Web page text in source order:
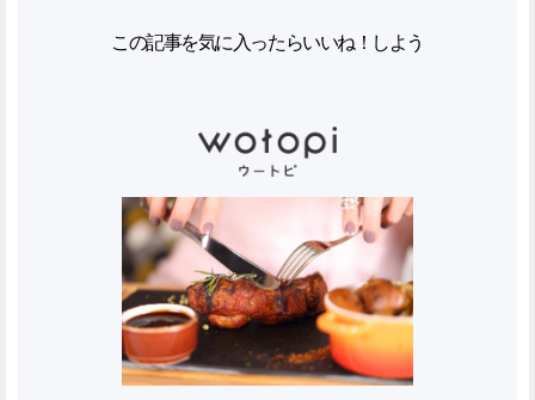
この記事を気に入ったらいいね！しよう